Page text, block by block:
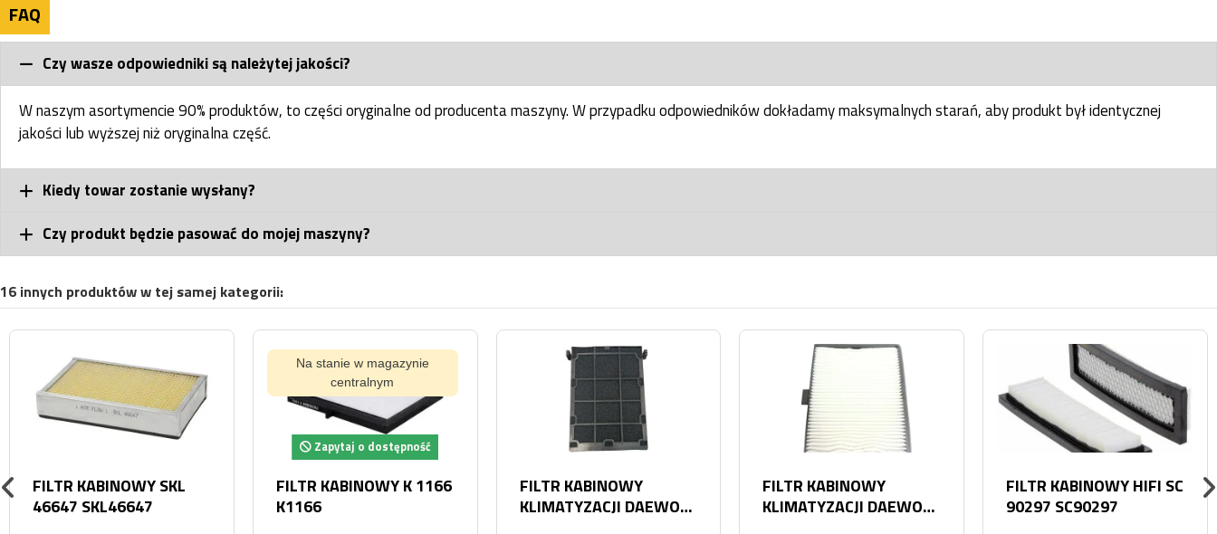
FAQ
Czy wasze odpowiedniki są należytej jakości?
W naszym asortymencie 90% produktów, to części oryginalne od producenta maszyny. W przypadku odpowiedników dokładamy maksymalnych starań, aby produkt był identycznej
jakości lub wyższej niż oryginalna część.
Kiedy towar zostanie wysłany?
Czy produkt będzie pasować do mojej maszyny?
16 innych produktów w tej samej kategorii:
FILTR KABINOWY SKL
46647 SKL46647
Na stanie w magazynie
centralnym
Zapytaj o dostępność
FILTR KABINOWY K 1166
K1166
FILTR KABINOWY
KLIMATYZACJI DAEWOO
FILTR KABINOWY
KLIMATYZACJI DAEWOO
FILTR KABINOWY HIFI SC
90297 SC90297